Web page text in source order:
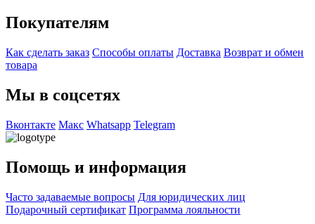
Покупателям
Как сделать заказ Способы оплаты Доставка Возврат и обмен
товара
Мы в соцсетях
Вконтакте Макс Whatsapp Telegram
Помощь и информация
Часто задаваемые вопросы Для юридических лиц
Подарочный сертификат Программа лояльности